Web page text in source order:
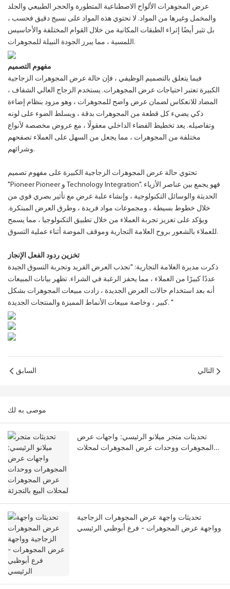
عرض المجوهرات الألواح الاصطناعية المتطورة والحجر الطبيعي والجلد
والمخمل وغيرها من المواد. لا تحتوي هذه المواد على نسيج دقيق فحسب ،
بل تثير أيضًا إثراء الطبقات المكانية من خلال القوام المختلفة والأحاسيس
اللمسية ، مما يبرز الجودة النبيلة للمجوهرات.
مفهوم التصميم
فيما يتعلق بالتصميم الوظيفي ، فإن حالة عرض المجوهرات الزجاجية
الكبيرة تعتبر احتياجات عرض المجوهرات. يستخدم الزجاج العالي الشفاف ،
المضاد للانعكاس لضمان عرض واضح للمجوهرات ، وهو مزود بنظام إضاءة
ذكي يضيء كل قطعة من المجوهرات بدقة ، ويسلط الضوء على لونه
وتفاصيله. يعد تخطيط الفضاء الداخلي معقولًا ، مع عروض مخصصة لأنواع
مختلفة من المجوهرات ، مما يجعل من السهل على العملاء تصفحهم
وشرائهم.
تحتوي حالة عرض المجوهرات الزجاجية الكبيرة على مفهوم تصميم
"Pioneer Pioneer و Technology Integration". فهو يجمع بين عناصر الأزياء
الحديثة والوسائل التكنولوجية ، وإنشاء علبة عرض مع تأثير بصري قوي من
خلال خطوط بسيطة ، ومجموعات مواد فريدة ، وطرق العرض المبتكرة.
ويؤكد على تعزيز تجربة العملاء من خلال تطبيق التكنولوجيا ، مما يسمح
للعملاء بالشعور بروح العلامة التجارية وموقف الموضة أثناء عملية التسوق.
تخزين ردود الفعل الإنجاز
ذكرت مديرة العلامة التجارية: "تجذب العرض الفريد وتجربة التسوق الجيدة
عددًا كبيرًا من العملاء ، مما يحفز الرغبة في الشراء. تظهر بيانات المبيعات
أنه بعد استخدام حالات العرض الجديدة ، زادت مبيعات المجوهرات بشكل
كبير ، وخاصة مبيعات الأنماط المميزة والمنتجات الجديدة. "
السابق التالي
موصى به لك
تحديثات متجر ميلانو الرئيسي: واجهات عرض
المجوهرات ووحدات عرض المجوهرات لمحلات
تحديثات واجهة عرض المجوهرات الزجاجية
وواجهة عرض المجوهرات - فرع أبوظبي الرئيسي